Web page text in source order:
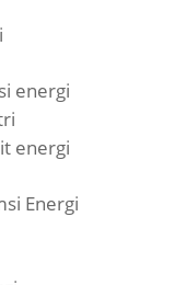
energi
energi
Energi